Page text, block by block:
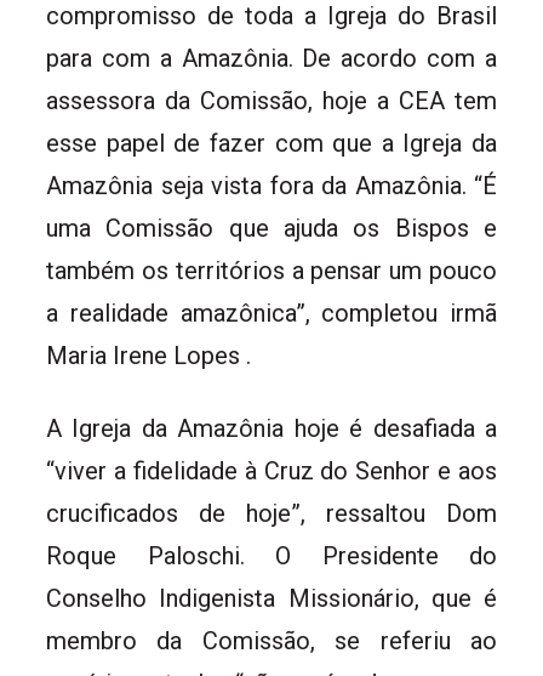
compromisso de toda a Igreja do Brasil
para com a Amazônia. De acordo com a
assessora da Comissão, hoje a CEA tem
esse papel de fazer com que a Igreja da
Amazônia seja vista fora da Amazônia. “É
uma Comissão que ajuda os Bispos e
também os territórios a pensar um pouco
a realidade amazônica”, completou irmã
Maria Irene Lopes .
A Igreja da Amazônia hoje é desafiada a
“viver a fidelidade à Cruz do Senhor e aos
crucificados de hoje”, ressaltou Dom
Roque Paloschi. O Presidente do
Conselho Indigenista Missionário, que é
membro da Comissão, se referiu ao